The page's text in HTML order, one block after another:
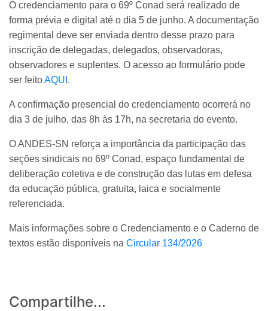
O credenciamento para o 69º Conad será realizado de
forma prévia e digital até o dia 5 de junho. A documentação
regimental deve ser enviada dentro desse prazo para
inscrição de delegadas, delegados, observadoras,
observadores e suplentes. O acesso ao formulário pode
ser feitoAQUI .
A confirmação presencial do credenciamento ocorrerá no
dia 3 de julho, das 8h às 17h, na secretaria do evento.
O ANDES-SN reforça a importância da participação das
seções sindicais no 69º Conad, espaço fundamental de
deliberação coletiva e de construção das lutas em defesa
da educação pública, gratuita, laica e socialmente
referenciada.
Mais informações sobre o Credenciamento e o Caderno de
textos estão disponíveis na Circular 134/2026
Compartilhe...